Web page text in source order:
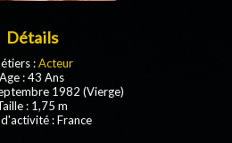
Détails
:Acteur
Age : 43 Ans
1982 (Vierge)
: 1,75 m
: France